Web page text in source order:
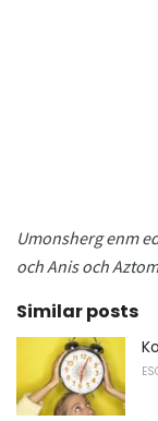
Umonsherg enm
och Anis och
Similar posts